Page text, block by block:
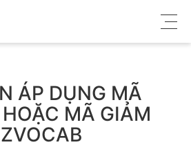
ÁP DỤNG MÃ
MÃ GIẢM